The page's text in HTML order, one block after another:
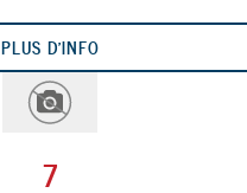
PLUS D'INFO
7